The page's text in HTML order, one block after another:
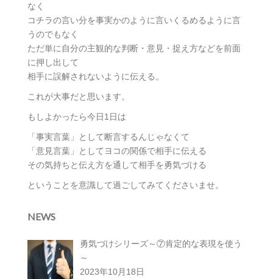
なく
コチラの言い分を事実かのように言いくるめるように言
うのでもなく
ただ単に自分の主観的な判断・意見・捉え方などを前面
に押し出して
相手に誤解されないように伝える。
これが大事だと思います。
もしよかったら今日1日は
「事実言葉」として断言するんじゃなくて
「意見言葉」としてヨコの関係で相手に伝える
その気持ちと伝え方を通して相手を勇気づける
ということを意識して過ごしてみてくださいませ。
NEWS
勇気づけシリーズ～⑦肯定的な表現を使う
～
2023年10月18日